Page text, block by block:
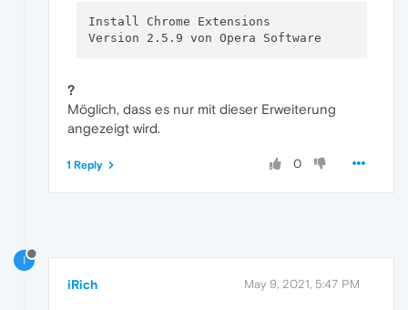
Install Chrome Extensions
?
Möglich, dass es nur mit dieser Erweiterung
angezeigt wird.
0
1 Reply
I
iRich May 9, 2021, 5:47 PM